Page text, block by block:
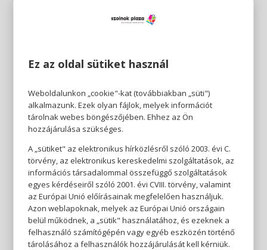
Ez az oldal sütiket használ
Weboldalunkon „cookie"-kat (továbbiakban „süti")
alkalmazunk. Ezek olyan fájlok, melyek információt
tárolnak webes böngészőjében. Ehhez az Ön
hozzájárulása szükséges.
A „sütiket" az elektronikus hírközlésről szóló 2003. évi C.
törvény, az elektronikus kereskedelmi szolgáltatások, az
információs társadalommal összefüggő szolgáltatások
egyes kérdéseiről szóló 2001. évi CVIII. törvény, valamint
az Európai Unió előírásainak megfelelően használjuk.
Azon weblapoknak, melyek az Európai Unió országain
belül működnek, a „sütik" használatához, és ezeknek a
felhasználó számítógépén vagy egyéb eszközén történő
tárolásához a felhasználók hozzájárulását kell kérniük.